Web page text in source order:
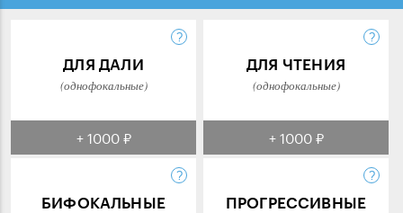
ДЛЯ ДАЛИ
(однофокальные)
+ 1000 ₽
ДЛЯ ЧТЕНИЯ
(однофокальные)
+ 1000 ₽
БИФОКАЛЬНЫЕ ПРОГРЕССИВНЫЕ